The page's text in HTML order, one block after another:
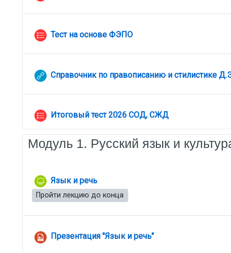
Тест на основе ФЭПО
Справочник по правописанию и стилистике
Итоговый тест 2026 СОД, СЖД
Модуль 1. Русский язык и
Язык и речь
Лекция
Пройти лекцию до конца
Презентация "Язык и речь"
Файл